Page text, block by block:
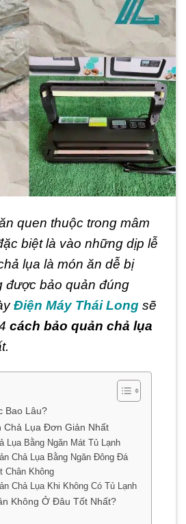
quen thuộc trong mâm
biệt là vào những dịp lễ
lụa là món ăn dễ bị
được bảo quản đúng
Điện Máy Thái Long sẽ
cách bảo quản chả lụa
Bao Lâu?
Chả Lụa Đơn Giản Nhất
Lụa Bằng Ngăn Mát Tủ Lạnh
Chả Lụa Bằng Ngăn Đông Đá
Chân Không
Chả Lụa Khi Không Có Tủ Lạnh
Không Ở Đâu Tốt Nhất?